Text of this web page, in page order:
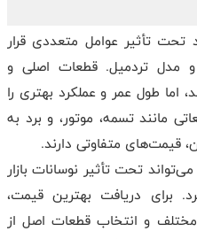
تحت تأثیر عوامل متعددی قرار
و مدل تردمیل. قطعات اصلی و
اما طول عمر و عملکرد بهتری را
مانند تسمه، موتور، و برد به
قیمت‌های متفاوتی دارند.
تحت تأثیر نوسانات بازار
برای دریافت بهترین قیمت،
و انتخاب قطعات اصل از